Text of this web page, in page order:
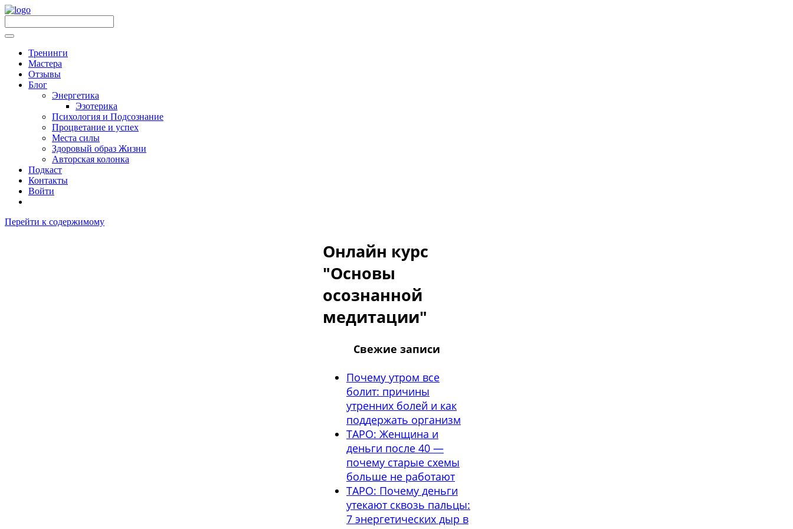
Тренинги
Мастера
Отзывы
Блог
Энергетика
Эзотерика
Психология и Подсознание
Процветание и успех
Места силы
Здоровый образ Жизни
Авторская колонка
Подкаст
Контакты
Войти
Перейти к содержимому
Онлайн курс
"Основы
осознанной
медитации"
Свежие записи
Почему утром все
болит: причины
утренних болей и как
поддержать организм
ТАРО: Женщина и
деньги после 40 —
почему старые схемы
больше не работают
ТАРО: Почему деньги
утекают сквозь пальцы:
7 энергетических дыр в